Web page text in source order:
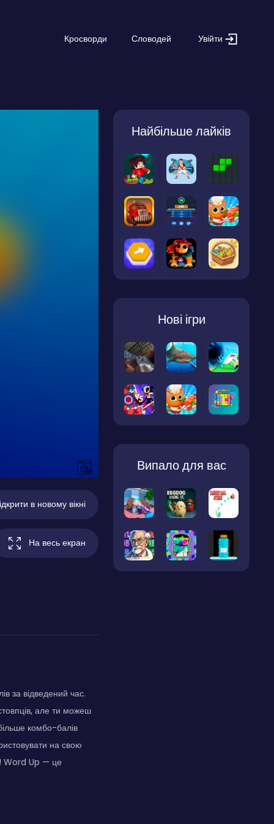
Кросворди Словодей Увійти
в новому вікні
На весь екран
за відведений час.
але ти можеш
комбо-балів
на свою
Word Up — це
Найбільше лайків
Нові ігри
Випало для вас